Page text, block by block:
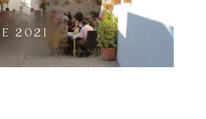
2021